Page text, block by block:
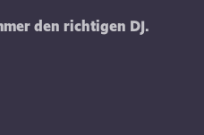
den richtigen DJ.